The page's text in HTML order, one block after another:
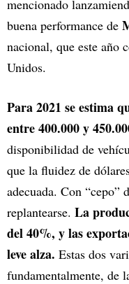
mencionado
buena performance de
nacional, que este año
Unidos.
Para 2021 se estima
entre 400.000 y
disponibilidad de
que la fluidez de
adecuada. Con “cepo”
replantearse. La
del 40%, y las
leve alza. Estas dos
fundamentalmente, de